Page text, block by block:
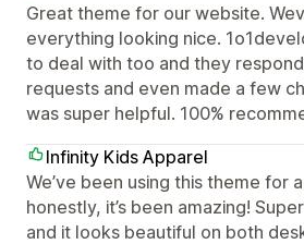
Great theme for our website.
everything looking nice.
to deal with too and they
requests and even made a few
was super helpful. 100%
Infinity Kids Apparel
We’ve been using this theme for
honestly, it’s been amazing!
and it looks beautiful on both